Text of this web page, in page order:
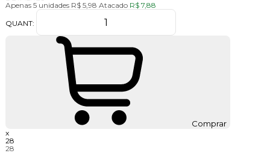
Apenas 5 unidades R$ 5,98 Atacado R$ 7,88
QUANT:
Comprar
x
28
28